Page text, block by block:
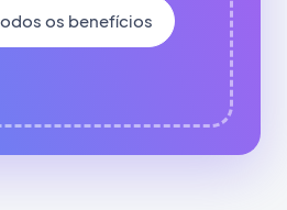
os benefícios